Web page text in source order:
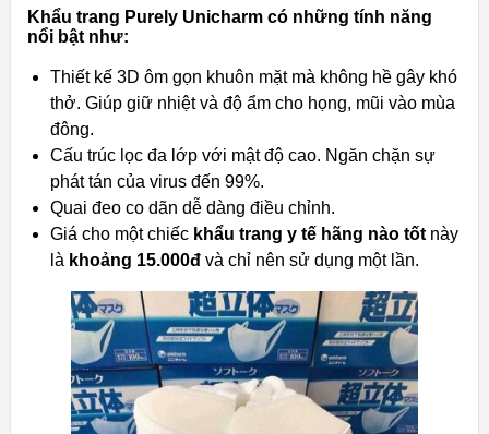
Khẩu trang Purely Unicharm có những tính năng
nổi bật như​​:
Thiết kế 3D ôm gọn khuôn mặt mà không hề gây khó
thở. Giúp giữ nhiệt và độ ẩm cho họng, mũi vào mùa
đông.
Cấu trúc lọc đa lớp với mật độ cao. Ngăn chặn sự
phát tán của virus đến 99%.
Quai đeo co dãn dễ dàng điều chỉnh.
Giá cho một chiếc khẩu trang y tế hãng nào tốtnày
là khoảng 15.000đ và chỉ nên sử dụng một lần.